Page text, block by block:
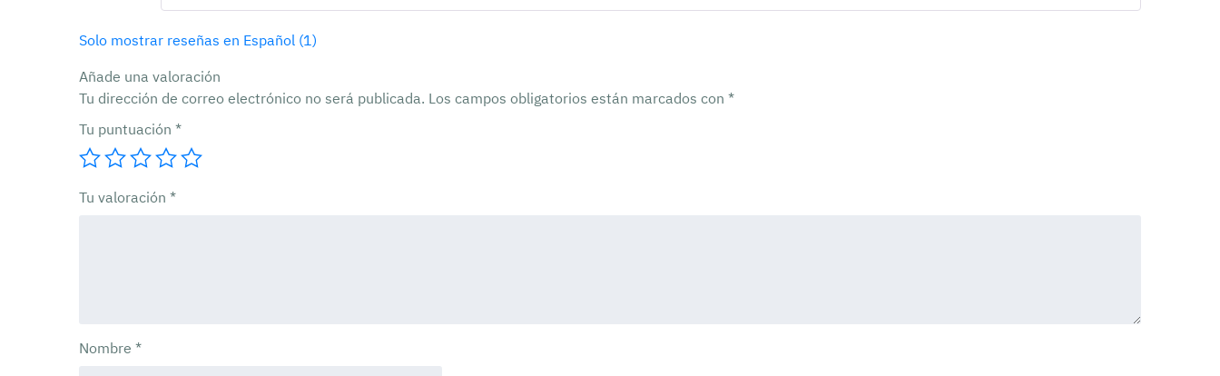
Solo mostrar reseñas en Español (1)
Añade una valoración
Tu dirección de correo electrónico no será publicada. Los campos obligatorios están marcados con *
Tu puntuación *
Tu valoración *
Nombre *